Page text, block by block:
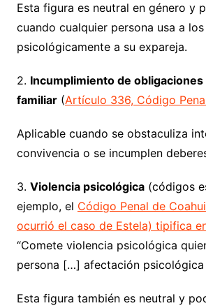
Esta figura es neutral en género y
cuando cualquier persona usa a
psicológicamente a su expareja.
2. Incumplimiento de
familiar(Artículo 336, Código
Aplicable cuando se obstaculiza
convivencia o se incumplen
3. Violencia psicológica(códigos
ejemplo, el Código Penal de
ocurrió el caso de Estela) tipifica
“Comete violencia psicológica
persona […] afectación
Esta figura también es neutral y